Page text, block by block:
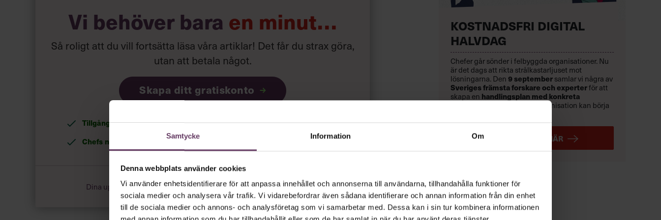
Samtycke Information Om
Denna webbplats använder cookies
Vi använder enhetsidentifierare för att anpassa innehållet och annonserna till användarna, tillhandahålla funktioner för
sociala medier och analysera vår trafik. Vi vidarebefordrar även sådana identifierare och annan information från din enhet
till de sociala medier och annons- och analysföretag som vi samarbetar med. Dessa kan i sin tur kombinera informationen
Vi behöver bara en minut…
Så roligt att du vill fortsätta läsa våra artiklar! Det får du strax göra,
utan att betala något.
Skapa ditt gratiskonto
Tillgångtill våra låsta artiklar och webinargratisochutan tidsbegränsning!
Chefs nyhetsbrev
med senaste ledarskapsnyheterna!
Dina uppgifter delas aldrig med tredje part. Läs vår integritetspolicy här.
KOSTNADSFRI DIGITAL
HALVDAG
Chefer går sönder i felbyggda organisationer. Nu
är det dags att rikta strålkastarljuset mot
lösningarna. Den9 septembersamlar vi några av
Sveriges främsta forskare och experterför att
skapa en handlingsplan med konkreta
som du och din organisation kan börja
ANMÄL DIG HÄR